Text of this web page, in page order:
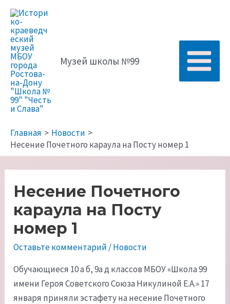
Перейти
содержимому
Музей школы №99
Main
Главная
Новости
Несение Почетного караула на Посту номер 1
Несение Почетного
караула на Посту
номер 1
Оставьте комментарий /Новости
Обучающиеся 10 а б, 9а д классов МБОУ «Школа 99
имени Героя Советского Союза Никулиной Е.А.» 17
января приняли эстафету на несение Почетного